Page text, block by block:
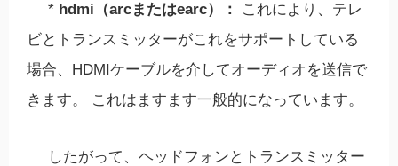
* hdmi（arcまたはearc）：
これにより、テレ
ビとトランスミッターがこれをサポートしている
場合、HDMIケーブルを介してオーディオを送信で
きます。 これはますます一般的になっています。
したがって、ヘッドフォンとトランスミッター